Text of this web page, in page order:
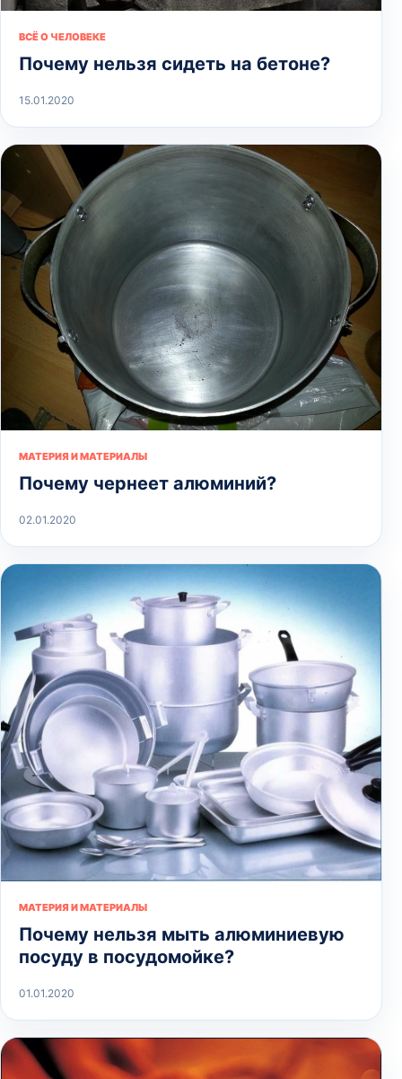
ВСЁ О ЧЕЛОВЕКЕ
Почему нельзя сидеть на бетоне?
15.01.2020
МАТЕРИЯ И МАТЕРИАЛЫ
Почему чернеет алюминий?
02.01.2020
МАТЕРИЯ И МАТЕРИАЛЫ
Почему нельзя мыть алюминиевую
посуду в посудомойке?
01.01.2020